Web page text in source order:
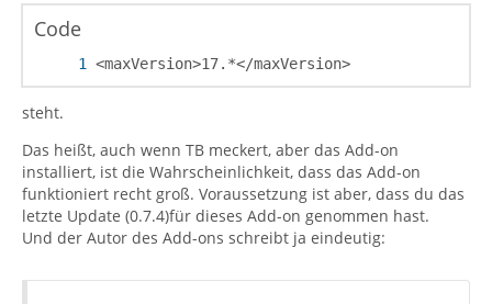
Code
<maxVersion>17.*</maxVersion>
steht.
Das heißt, auch wenn TB meckert, aber das Add-on
installiert, ist die Wahrscheinlichkeit, dass das Add-on
funktioniert recht groß. Voraussetzung ist aber, dass du das
letzte Update (0.7.4)für dieses Add-on genommen hast.
Und der Autor des Add-ons schreibt ja eindeutig: